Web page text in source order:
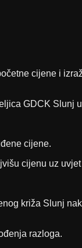
cijene i
GDCK Slunj
cijene.
cijenu uz
križa Slunj
razloga.